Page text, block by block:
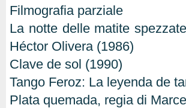
Filmografia parziale
La notte delle matite
Héctor Olivera (1986)
Clave de sol (1990)
Tango Feroz: La leyenda de
Plata quemada, regia di